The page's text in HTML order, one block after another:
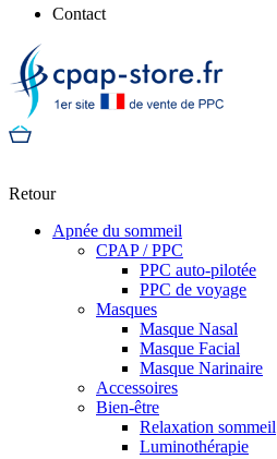
Contact
Retour
Apnée du sommeil
CPAP / PPC
PPC auto-pilotée
PPC de voyage
Masques
Masque Nasal
Masque Facial
Masque Narinaire
Accessoires
Bien-être
Relaxation sommeil
Luminothérapie